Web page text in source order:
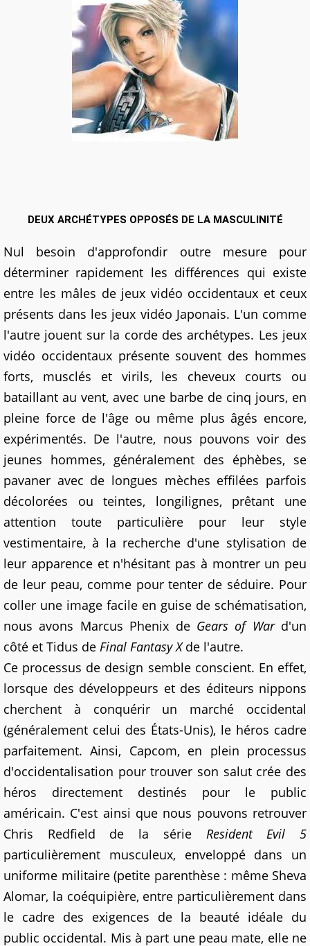
DEUX ARCHÉTYPES OPPOSÉS DE LA MASCULINITÉ
Nul besoin d'approfondir outre mesure pour
déterminer rapidement les différences qui existe
entre les mâles de jeux vidéo occidentaux et ceux
présents dans les jeux vidéo Japonais. L'un comme
l'autre jouent sur la corde des archétypes. Les jeux
vidéo occidentaux présente souvent des hommes
forts, musclés et virils, les cheveux courts ou
bataillant au vent, avec une barbe de cinq jours, en
pleine force de l'âge ou même plus âgés encore,
expérimentés. De l'autre, nous pouvons voir des
jeunes hommes, généralement des éphèbes, se
pavaner avec de longues mèches effilées parfois
décolorées ou teintes, longilignes, prêtant une
attention toute particulière pour leur style
vestimentaire, à la recherche d'une stylisation de
leur apparence et n'hésitant pas à montrer un peu
de leur peau, comme pour tenter de séduire. Pour
coller une image facile en guise de schématisation,
nous avons Marcus Phenix de Gears of Ward'un
côté et Tidus de Final Fantasy Xde l'autre.
Ce processus de design semble conscient. En effet,
lorsque des développeurs et des éditeurs nippons
cherchent à conquérir un marché occidental
(généralement celui des États-Unis), le héros cadre
parfaitement. Ainsi, Capcom, en plein processus
d'occidentalisation pour trouver son salut crée des
héros directement destinés pour le public
américain. C'est ainsi que nous pouvons retrouver
Chris Redfield de la série Resident Evil 5
particulièrement musculeux, enveloppé dans un
uniforme militaire (petite parenthèse : même Sheva
Alomar, la coéquipière, entre particulièrement dans
le cadre des exigences de la beauté idéale du
public occidental. Mis à part une peau mate, elle ne